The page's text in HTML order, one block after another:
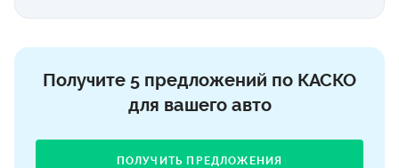
Получите 5 предложений по КАСКО
для вашего авто
ПОЛУЧИТЬ ПРЕДЛОЖЕНИЯ